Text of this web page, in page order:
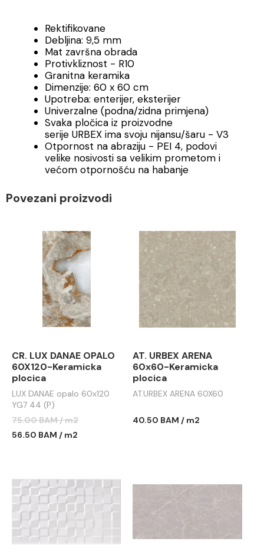
Rektifikovane
Debljina: 9,5 mm
Mat završna obrada
Protivkliznost - R10
Granitna keramika
Dimenzije: 60 x 60 cm
Upotreba: enterijer, eksterijer
Univerzalne (podna/zidna primjena)
Svaka pločica iz proizvodne
serije URBEX ima svoju nijansu/šaru - V3
Otpornost na abraziju - PEI 4, podovi
velike nosivosti sa velikim prometom i
većom otpornošću na habanje
Povezani proizvodi
CR. LUX DANAE OPALO
60X120-Keramicka
plocica
LUX DANAE opalo 60x120
YG7 44 (P)
75.00 BAM / m2
56.50 BAM / m2
AT. URBEX ARENA
60x60-Keramicka
plocica
AT.URBEX ARENA 60X60
40.50 BAM / m2